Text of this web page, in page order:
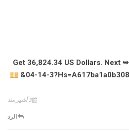
Get 36,824.34 US Dollars. Next
04-14-
3 أشهر منذ
الرد